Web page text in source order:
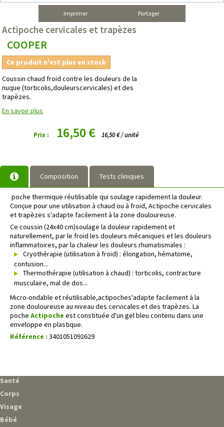
Imprimer Partager
Actipoche cervicales et trapèzes
COOPER
Ce produit n'est plus en stock
Coussin chaud froid contre les douleurs de la
nuque (torticolis,douleurscervicales) et des
trapèzes.
En savoir plus
Prix : 16,50 € 16,50 € / unité
Composition Tests cliniques
poche thermique réutilisable qui soulage rapidement la douleur.
Conçue pour une utilisation à chaud ou à froid, Actipoche cervicales
et trapèzes s'adapte facilement à la zone douloureuse.
Ce coussin (24x40 cm)soulage la douleur rapidement et
naturellement, par le froid les douleurs mécaniques et les douleurs
inflammatoires, par la chaleur les douleurs rhumatismales :
Cryothérapie (utilisation à froid) : élongation, hématome,
contusion...
Thermothérapie (utilisation à chaud) : torticolis, contracture
musculaire, mal de dos...
Micro-ondable et réutilisable,actipoches'adapte facilement à la
zone douloureuse au niveau des cervicales et des trapèzes. La
poche Actipoche est constituée d'un gel bleu contenu dans une
enveloppe en plastique.
Référence : 3401051092629
Santé
Corps
Visage
Bébé